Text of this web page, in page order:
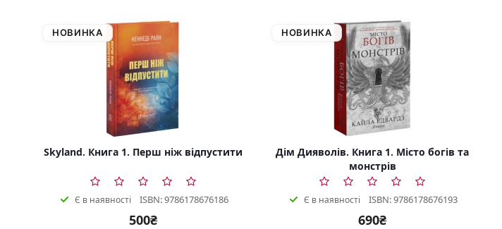
НОВИНКА
Skyland. Книга 1. Перш ніж відпустити
Є в наявності ISBN: 9786178676186
500₴
НОВИНКА
Дім Дияволів. Книга 1. Місто богів та
монстрів
Є в наявності ISBN: 9786178676193
690₴